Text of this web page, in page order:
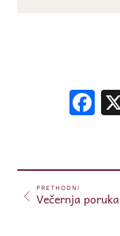
PRETHODNI